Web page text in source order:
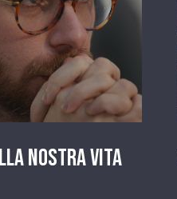
il servizio
nostra vita